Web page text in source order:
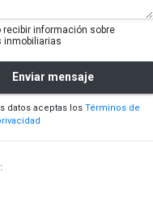
recibir información sobre
inmobiliarias
Enviar mensaje
datos aceptas los Términos de